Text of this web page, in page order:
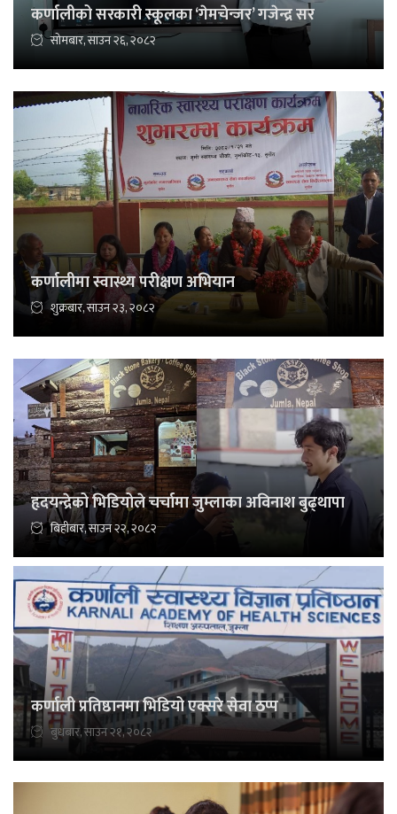
कर्णालीको सरकारी स्कूलका ‘गेमचेन्जर’ गजेन्द्र सर
सोमबार, साउन २६, २०८२
कर्णालीमा स्वास्थ्य परीक्षण अभियान
शुक्रबार, साउन २३, २०८२
हृदयन्द्रेको भिडियोले चर्चामा जुम्लाका अविनाश बुढ्थापा
बिहीबार, साउन २२, २०८२
कर्णाली प्रतिष्ठानमा भिडियो एक्सरे सेवा ठप्प
बुधबार, साउन २१, २०८२